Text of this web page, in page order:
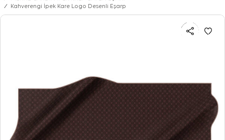
/
Kahverengi İpek Kare Logo Desenli Eşarp